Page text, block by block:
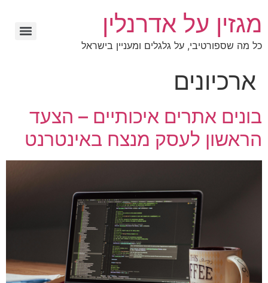
מגזין על אדרנלין
כל מה שספורטיבי, על גלגלים ומעניין בישראל
ארכיונים
בונים אתרים איכותיים – הצעד
הראשון לעסק מנצח באינטרנט